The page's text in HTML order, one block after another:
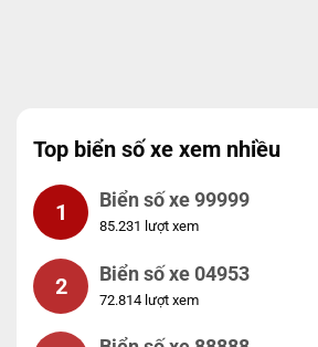
Top biển số xe xem nhiều
1 Biển số xe 99999
85.231 lượt xem
2 Biển số xe 04953
72.814 lượt xem